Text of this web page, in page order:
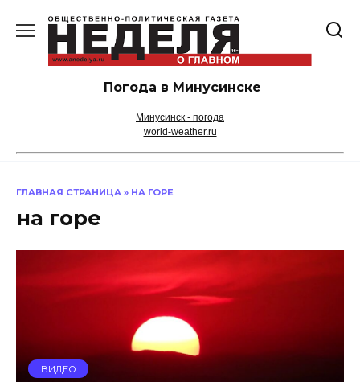
содержанию
Погода в Минусинске
Минусинск - погода
world-weather.ru
ГЛАВНАЯ СТРАНИЦА » НА ГОРЕ
на горе
ВИДЕО